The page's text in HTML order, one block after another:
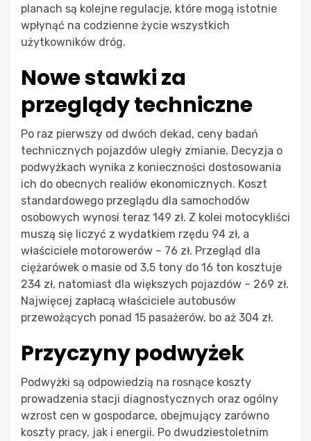
planach są kolejne regulacje, które mogą istotnie
wpłynąć na codzienne życie wszystkich
użytkowników dróg.
Nowe stawki za
przeglądy techniczne
Po raz pierwszy od dwóch dekad, ceny badań
technicznych pojazdów uległy zmianie. Decyzja o
podwyżkach wynika z konieczności dostosowania
ich do obecnych realiów ekonomicznych. Koszt
standardowego przeglądu dla samochodów
osobowych wynosi teraz 149 zł. Z kolei motocykliści
muszą się liczyć z wydatkiem rzędu 94 zł, a
właściciele motorowerów – 76 zł. Przegląd dla
ciężarówek o masie od 3,5 tony do 16 ton kosztuje
234 zł, natomiast dla większych pojazdów – 269 zł.
Najwięcej zapłacą właściciele autobusów
przewożących ponad 15 pasażerów, bo aż 304 zł.
Przyczyny podwyżek
Podwyżki są odpowiedzią na rosnące koszty
prowadzenia stacji diagnostycznych oraz ogólny
wzrost cen w gospodarce, obejmujący zarówno
koszty pracy, jak i energii. Po dwudziestoletnim